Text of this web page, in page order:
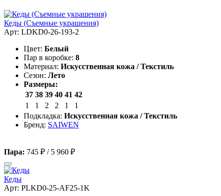
Кеды (Съемные украшения)
Арт: LDKD0-26-193-2
Цвет: Белый
Пар в коробке: 8
Материал: Искусственная кожа / Текстиль
Сезон: Лето
Размеры:
37 38 39 40 41 42
1
1 2 2 1
1
Подкладка: Искусственная кожа / Текстиль
Бренд: SAIWEN
Пара: 745 ₽ / 5 960 ₽
Кеды
Арт: PLKD0-25-AF25-1K